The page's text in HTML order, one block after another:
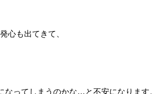
心も出てきて、
なってしまうのかな…と不安になります。